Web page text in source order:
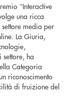
“Interactive
una ricca
media per
La Giuria,
ha
Categoria
riconoscimento
di fruizione del